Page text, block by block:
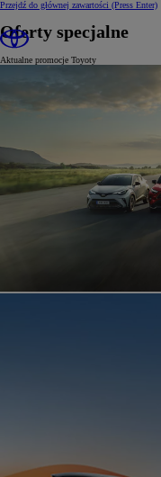
Przejdź do głównej zawartości (Press Enter)
Oferty specjalne
Aktualne promocje Toyoty